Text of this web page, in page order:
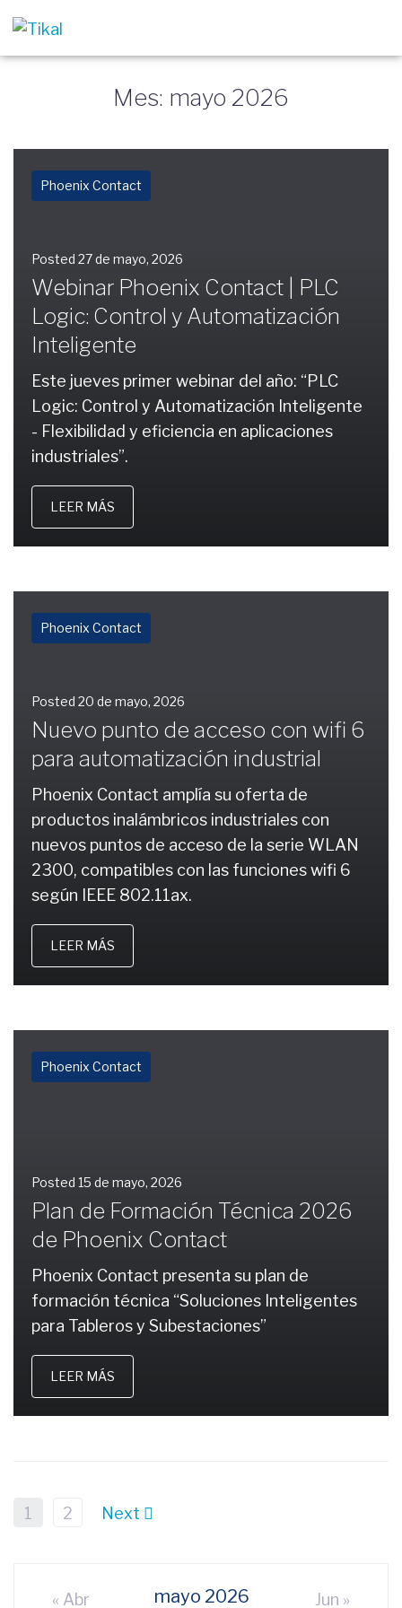
Mes: mayo 2026
Phoenix Contact
Posted 27 de mayo, 2026
Webinar Phoenix Contact | PLC
Logic: Control y Automatización
Inteligente
Este jueves primer webinar del año: “PLC
Logic: Control y Automatización Inteligente
- Flexibilidad y eficiencia en aplicaciones
industriales”.
LEER MÁS
Phoenix Contact
Posted 20 de mayo, 2026
Nuevo punto de acceso con wifi 6
para automatización industrial
Phoenix Contact amplía su oferta de
productos inalámbricos industriales con
nuevos puntos de acceso de la serie WLAN
2300, compatibles con las funciones wifi 6
según IEEE 802.11ax.
LEER MÁS
Phoenix Contact
Posted 15 de mayo, 2026
Plan de Formación Técnica 2026
de Phoenix Contact
Phoenix Contact presenta su plan de
formación técnica “Soluciones Inteligentes
para Tableros y Subestaciones”
LEER MÁS
1 2 Next
mayo 2026
« Abr Jun »